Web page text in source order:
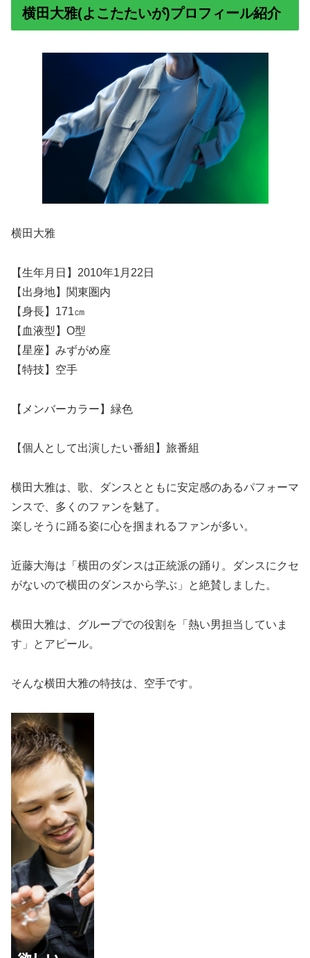
横田大雅(よこたたいが)プロフィール紹介
横田大雅
【生年月日】2010年1月22日
【出身地】関東圏内
【身長】171㎝
【血液型】O型
【星座】みずがめ座
【特技】空手
【メンバーカラー】緑色
【個人として出演したい番組】旅番組
横田大雅は、歌、ダンスとともに安定感のあるパフォーマ
ンスで、多くのファンを魅了。
楽しそうに踊る姿に心を掴まれるファンが多い。
近藤大海は「横田のダンスは正統派の踊り。ダンスにクセ
がないので横田のダンスから学ぶ」と絶賛しました。
横田大雅は、グループでの役割を「熱い男担当していま
す」とアピール。
そんな横田大雅の特技は、空手です。